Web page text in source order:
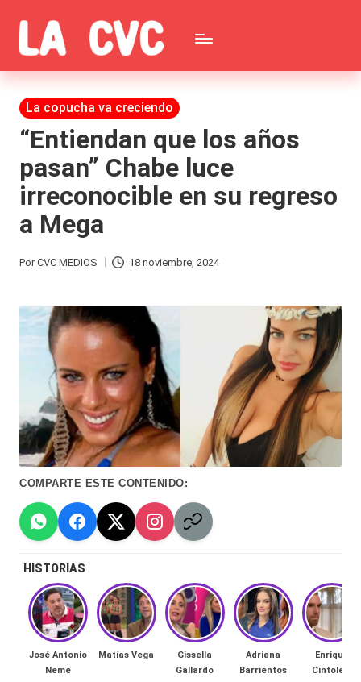
Saltar
al
contenido
C
o
p
u
c
h
a
s
F
n
d
ul
a
C
hi
le
n
a
🔥
Todas
las
noticias
de
la
farándula,
Brava,
Gran
Hermano
Tendencias
-
Exclusivas
-
redes
lacvc.com
Publicada
en
La copucha va creciendo
“Entiendan que los años
pasan” Chabe luce
irreconocible en su regreso
a Mega
Publicado
PorCVC MEDIOS 18 noviembre, 2024
COMPARTE ESTE CONTENIDO:
HISTORIAS
José Antonio
Neme
Matías Vega
Gissella
Gallardo
Adriana
Barrientos
Enrique
Cintolesi